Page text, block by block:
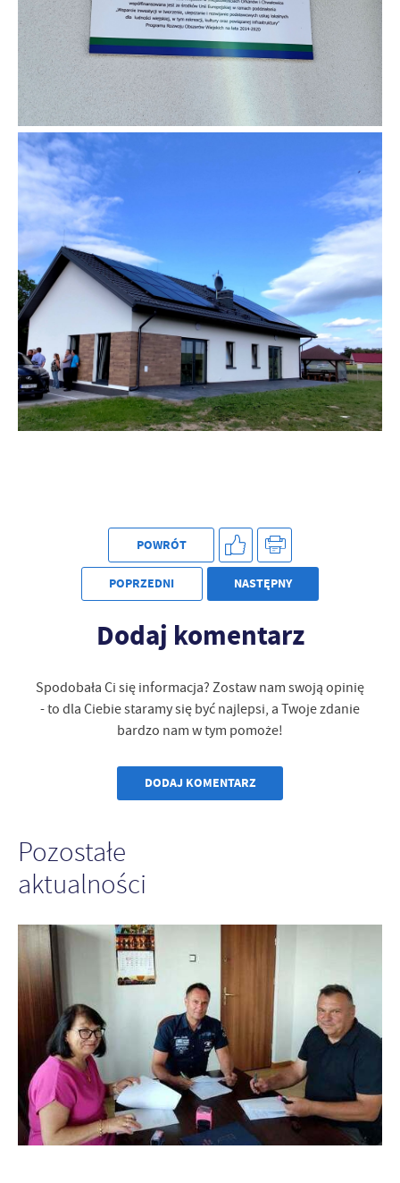
POWRÓT
POPRZEDNI NASTĘPNY
Dodaj komentarz
Spodobała Ci się informacja? Zostaw nam swoją opinię
- to dla Ciebie staramy się być najlepsi, a Twoje zdanie
bardzo nam w tym pomoże!
DODAJ KOMENTARZ
Pozostałe
aktualności